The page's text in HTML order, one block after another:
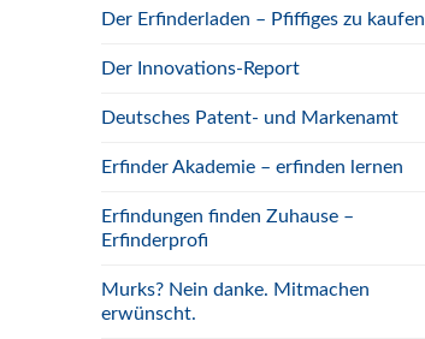
Der Erfinderladen – Pfiffiges zu kaufen
Der Innovations-Report
Deutsches Patent- und Markenamt
Erfinder Akademie – erfinden lernen
Erfindungen finden Zuhause –
Erfinderprofi
Murks? Nein danke. Mitmachen
erwünscht.